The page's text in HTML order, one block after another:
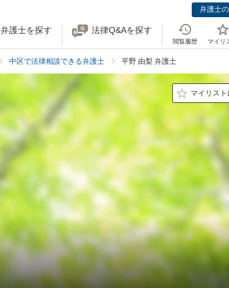
弁護士
弁護士を探す 法律Q&Aを探す
閲覧履歴 マイリ
中区で法律相談できる弁護士 平野 由梨 弁護士
マイリスト